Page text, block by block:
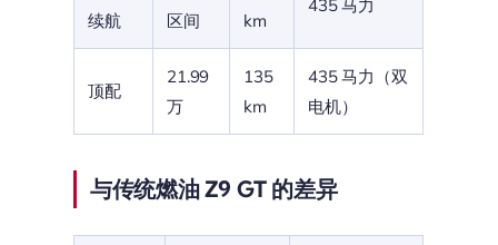
续航
区间
km
435 马力
顶配
21.99
万
135
km
435 马力（双
电机）
与传统燃油 Z9 GT 的差异